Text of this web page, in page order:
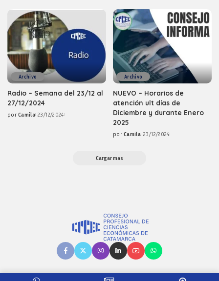
Archivo
Radio – Semana del 23/12 al
27/12/2024
Posted
por Camila 23/12/2024
Archivo
NUEVO – Horarios de
atención ult días de
Diciembre y durante Enero
2025
Posted
por Camila 23/12/2024
Cargar mas